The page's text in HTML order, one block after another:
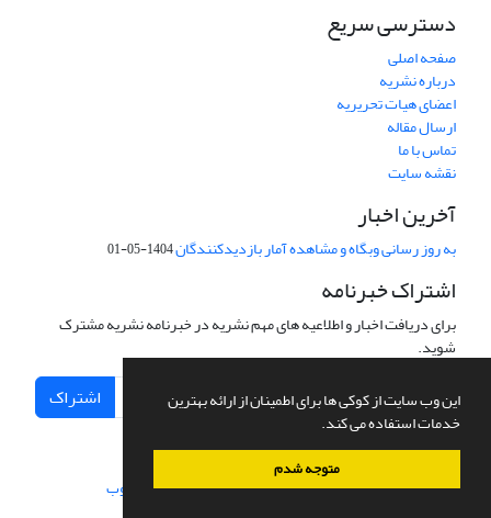
این وب سایت از کوکی ها برای اطمینان از ارائه بهترین
خدمات استفاده می کند.
متوجه شدم
دسترسی سریع
صفحه اصلی
درباره نشریه
اعضای هیات تحریریه
ارسال مقاله
تماس با ما
نقشه سایت
آخرین اخبار
به روز رسانی وبگاه و مشاهده آمار بازدیدکنندگان1404-05-01
اشتراک خبرنامه
برای دریافت اخبار و اطلاعیه های مهم نشریه در خبرنامه نشریه مشترک
شوید.
اشتراک
سامانه مدیریت نشریات علمی.طراحی و پیاده سازی از سیناوب